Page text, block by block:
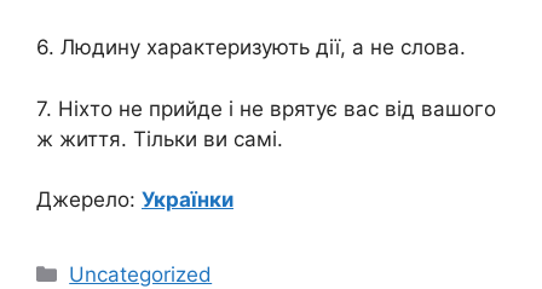
6. Людину характеризують дії, а не слова.
7. Ніхто не прийде і не врятує вас від вашого
ж життя. Тільки ви самі.
Джерело: Українки
Категорії
Uncategorized